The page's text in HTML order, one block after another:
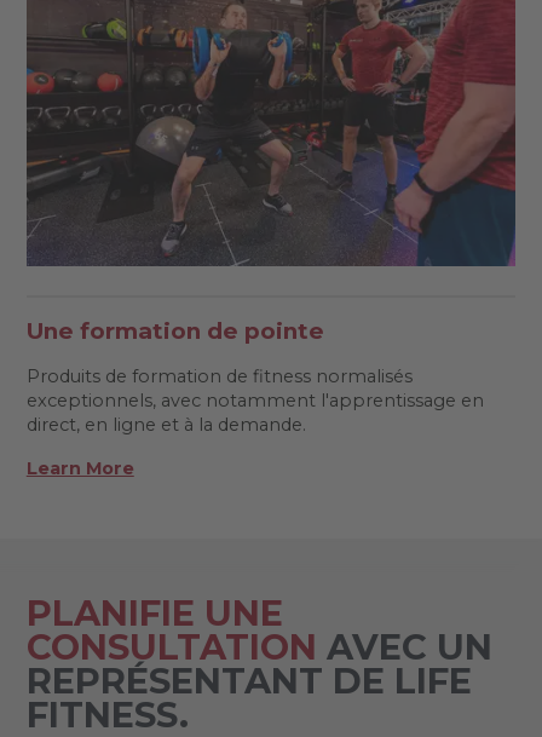
Une formation de pointe
Produits de formation de fitness normalisés
exceptionnels, avec notamment l'apprentissage en
direct, en ligne et à la demande.
Learn More
PLANIFIE UNE
CONSULTATION AVEC UN
REPRÉSENTANT DE LIFE
FITNESS.